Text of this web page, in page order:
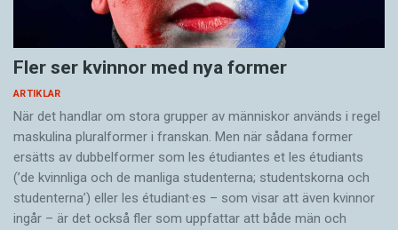
Fler ser kvinnor med nya former
ARTIKLAR
När det handlar om stora grupper av människor används i regel
maskulina pluralformer i franskan. Men när sådana ­former
ersätts av dubbel­former som les étudiantes et les étudiants
(’de kvinnliga och de manliga studenterna; studentskorna och
studenterna’) eller les étudiant·es – som visar att även kvinnor
ingår – är det också fler som uppfattar att både män och